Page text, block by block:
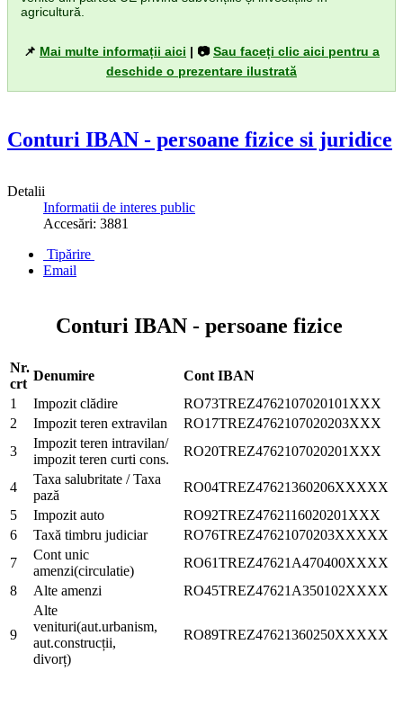
agricultură.
📌 Mai multe informații aici | 📷Sau faceți clic aici pentru a
deschide o prezentare ilustrată
Conturi IBAN - persoane fizice si juridice
Detalii
Informatii de interes public
Accesări: 3881
Tipărire
Email
Conturi IBAN - persoane fizice
Nr.
crt
Denumire
Cont IBAN
1
Impozit clădire
RO73TREZ4762107020101XXX
2
Impozit teren extravilan
RO17TREZ4762107020203XXX
3
Impozit teren intravilan/
impozit teren curti cons.
RO20TREZ4762107020201XXX
4
Taxa salubritate / Taxa
pază
RO04TREZ47621360206XXXXX
5
Impozit auto
RO92TREZ4762116020201XXX
6
Taxă timbru judiciar
RO76TREZ47621070203XXXXX
7
Cont unic
amenzi(circulatie)
RO61TREZ47621A470400XXXX
8
Alte amenzi RO45TREZ47621A350102XXXX
9
Alte
venituri(aut.urbanism,
aut.construcții,
divorț)
RO89TREZ47621360250XXXXX